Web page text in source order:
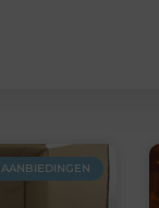
AANBIEDINGEN